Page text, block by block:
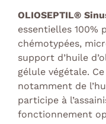
OLIOSEPTIL®
essentielles 100%
chémotypées,
support d’huile
gélule végétale.
notamment de
participe à
fonctionnement